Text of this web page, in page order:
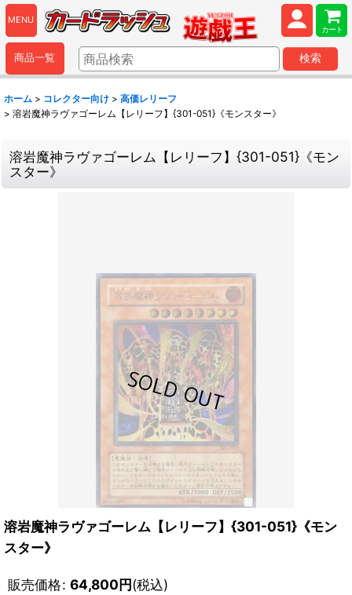
MENU
カート
商品一覧 検索
ホーム > コレクター向け > 高価レリーフ
> 溶岩魔神ラヴァゴーレム【レリーフ】{301-051}《モンスター》
溶岩魔神ラヴァゴーレム【レリーフ】{301-051}《モン
スター》
溶岩魔神ラヴァゴーレム【レリーフ】{301-051}《モン
スター》
販売価格: 64,800円(税込)